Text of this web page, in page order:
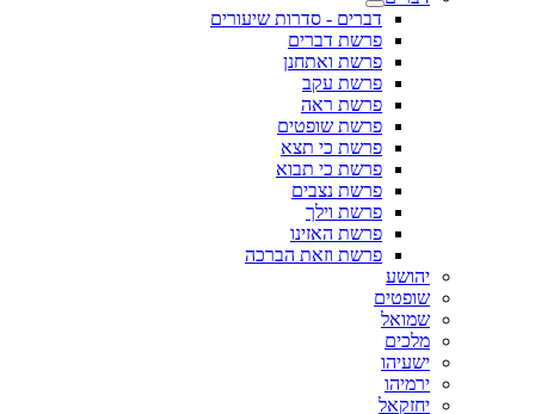
דברים - סדרות שיעורים
פרשת דברים
פרשת ואתחנן
פרשת עקב
פרשת ראה
פרשת שופטים
פרשת כי תצא
פרשת כי תבוא
פרשת נצבים
פרשת וילך
פרשת האזינו
פרשת וזאת הברכה
יהושע
שופטים
שמואל
מלכים
ישעיהו
ירמיהו
יחזקאל